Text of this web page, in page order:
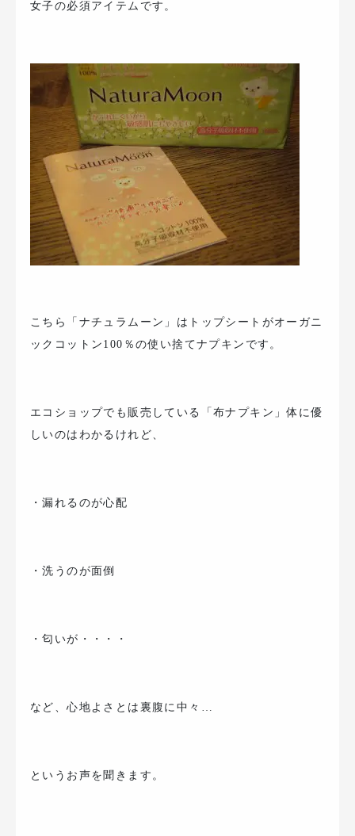
女子の必須アイテムです。
こちら「ナチュラムーン」はトップシートがオーガニ
ックコットン100％の使い捨てナプキンです。
エコショップでも販売している「布ナプキン」体に優
しいのはわかるけれど、
・漏れるのが心配
・洗うのが面倒
・匂いが・・・・
など、心地よさとは裏腹に中々…
というお声を聞きます。